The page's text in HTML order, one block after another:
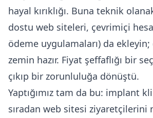
hayal kırıklığı. Buna teknik
dostu web siteleri, çevrimiçi
ödeme uygulamaları) da
zemin hazır. Fiyat şeffaflığı bir
çıkıp bir zorunluluğa dönüştü.
Yaptığımız tam da bu: implant
sıradan web sitesi ziyaretçilerini